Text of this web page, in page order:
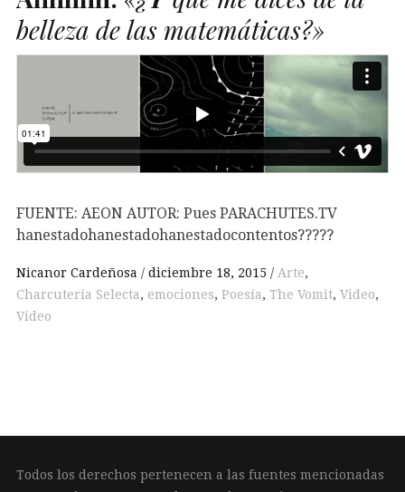
belleza de las matemáticas?»
FUENTE: AEON AUTOR: Pues PARACHUTES.TV
hanestadohanestadohanestadocontentos?????
Nicanor Cardeñosa diciembre 18, 2015 Arte,
Charcutería Selecta, emociones, Poesía, The Vomit, Video,
Vídeo
Todos los derechos pertenecen a las fuentes mencionadas